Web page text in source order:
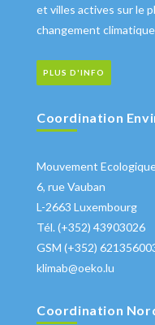
et villes actives sur le
changement
PLUS D'INFO
Coordination
Mouvement
6, rue Vauban
L-2663 Luxembourg
Tél. (+352) 43903026
GSM (+352)
klimab@oeko.lu
Coordination